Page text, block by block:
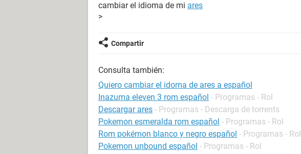
cambiar el idioma de mi ares
>
Compartir
Consulta también:
Quiero cambiar el idoma de ares a español
Inazuma eleven 3 rom español - Programas - Rol
Descargar ares - Programas - Descarga de torrents
Pokemon esmeralda rom español - Programas - Rol
Rom pokémon blanco y negro español - Programas - Rol
Pokemon unbound español - Programas - Rol